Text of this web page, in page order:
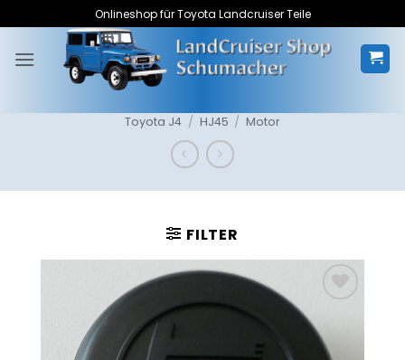
Inhalt
springen
Onlineshop für Toyota Landcruiser Teile
Toyota J4 / HJ45 / Motor
FILTER
Zum
Merkzettel
hinzufügen